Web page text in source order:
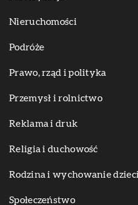
Nieruchomości
Podróże
Prawo, rząd i polityka
Przemysł i rolnictwo
Reklama i druk
Religia i duchowość
Rodzina i wychowanie
Społeczeństwo